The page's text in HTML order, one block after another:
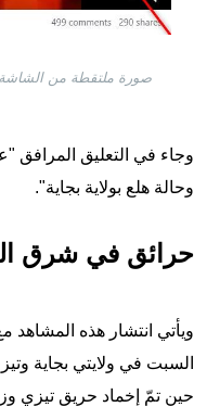
وجاء في التعليق المرافق
وحالة هلع بولاية بجاية".
حرائق في شرق
ويأتي انتشار هذه المشاهد
السبت في ولايتي بجاية
حين تمّ إخماد حريق تيزي